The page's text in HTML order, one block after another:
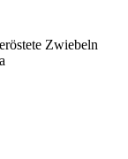
Zwiebeln